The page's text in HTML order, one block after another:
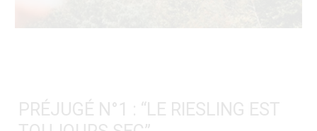
PRÉJUGÉ N°1 : “LE RIESLING EST